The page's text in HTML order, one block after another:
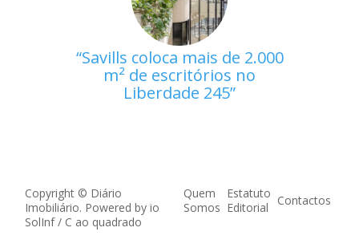
Savills coloca mais de 2.000
m² de escritórios no
Liberdade 245
Copyright © Diário
Imobiliário. Powered by io
SolInf/ C ao quadrado
Quem
Somos
Estatuto
Editorial
Contactos